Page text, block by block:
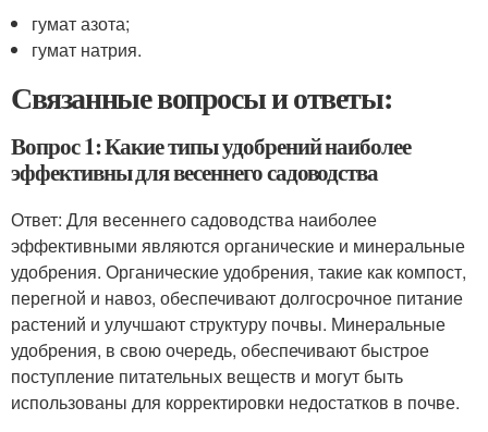
гумат азота;
гумат натрия.
Связанные вопросы и ответы:
Вопрос 1: Какие типы удобрений наиболее
эффективны для весеннего садоводства
Ответ: Для весеннего садоводства наиболее
эффективными являются органические и минеральные
удобрения. Органические удобрения, такие как компост,
перегной и навоз, обеспечивают долгосрочное питание
растений и улучшают структуру почвы. Минеральные
удобрения, в свою очередь, обеспечивают быстрое
поступление питательных веществ и могут быть
использованы для корректировки недостатков в почве.